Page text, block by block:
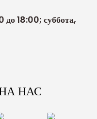
18:00; суббота,
НАС